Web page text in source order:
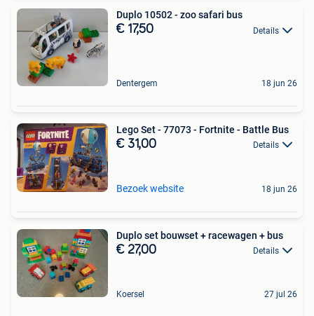
Duplo 10502 - zoo safari bus
€ 17,50 Details
Dentergem 18 jun 26
Lego Set - 77073 - Fortnite - Battle Bus
€ 31,00 Details
Bezoek website 18 jun 26
Duplo set bouwset + racewagen + bus
€ 27,00 Details
Koersel 27 jul 26